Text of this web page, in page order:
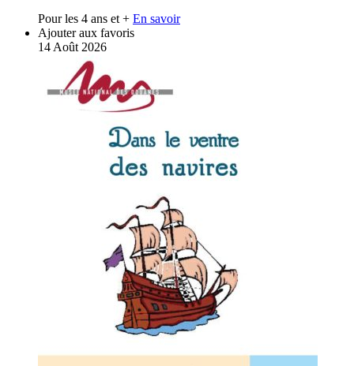
Pour les 4 ans et + En savoir
Ajouter aux favoris
14 Août 2026